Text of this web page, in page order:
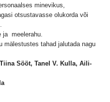
minevikus,
otsustavasse olukorda või
ja meelerahu.
mälestustes tahad jalutada nagu
Sööt, Tanel V. Kulla, Aili-